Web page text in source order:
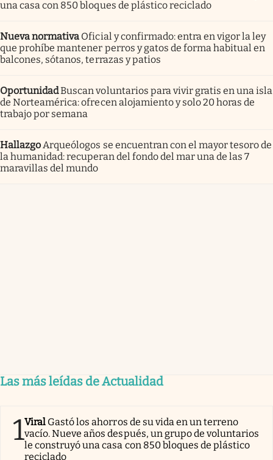
una casa con 850 bloques de plástico reciclado
Nueva normativa Oficial y confirmado: entra en vigor la ley
que prohíbe mantener perros y gatos de forma habitual en
balcones, sótanos, terrazas y patios
OportunidadBuscan voluntarios para vivir gratis en una isla
de Norteamérica: ofrecen alojamiento y solo 20 horas de
trabajo por semana
Hallazgo Arqueólogos se encuentran con el mayor tesoro de
la humanidad: recuperan del fondo del mar una de las 7
maravillas del mundo
Las más leídas de Actualidad
1Viral Gastó los ahorros de su vida en un terreno
vacío. Nueve años después, un grupo de voluntarios
le construyó una casa con 850 bloques de plástico
reciclado